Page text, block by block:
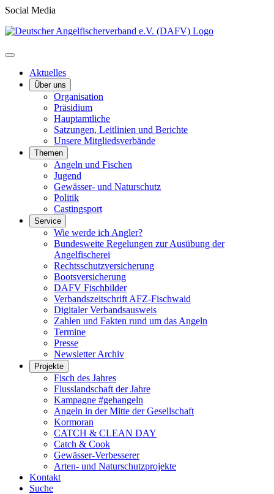
Social Media
Aktuelles
Über uns
Organisation
Präsidium
Hauptamtliche
Satzungen, Leitlinien und Berichte
Unsere Mitgliedsverbände
Themen
Angeln und Fischen
Jugend
Gewässer- und Naturschutz
Politik
Castingsport
Service
Wie werde ich Angler?
Bundesweite Regelungen zur Ausübung der
Angelfischerei
Rechtsschutzversicherung
Bootsversicherung
DAFV Fischbilder
Verbandszeitschrift AFZ-Fischwaid
Digitaler Verbandsausweis
Zahlen und Fakten rund um das Angeln
Termine
Presse
Newsletter Archiv
Projekte
Fisch des Jahres
Flusslandschaft der Jahre
Kampagne #gehangeln
Angeln in der Mitte der Gesellschaft
Kormoran
CATCH & CLEAN DAY
Catch & Cook
Gewässer-Verbesserer
Arten- und Naturschutzprojekte
Kontakt
Suche